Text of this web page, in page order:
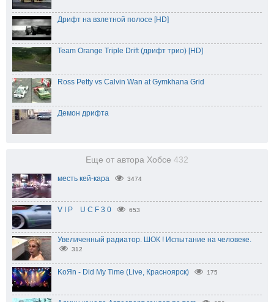
Дрифт на взлетной полосе [HD]
Team Orange Triple Drift (дрифт трио) [HD]
Ross Petty vs Calvin Wan at Gymkhana Grid
Демон дрифта
Еще от автора Хобсе 432
месть кей-кара 3474
V I P U C F 3 0 653
Увеличенный радиатор. ШОК ! Испытание на человеке.
312
KoЯn - Did My Time (Live, Красноярск) 175